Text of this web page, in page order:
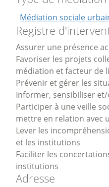
Médiation sociale
Registre
Assurer une présence
Favoriser les projets
médiation et facteur de
Prévenir et gérer les
Informer, sensibiliser
Participer à une veille
mettre en relation avec
Lever les
et les institutions
Faciliter les
institutions
Adresse